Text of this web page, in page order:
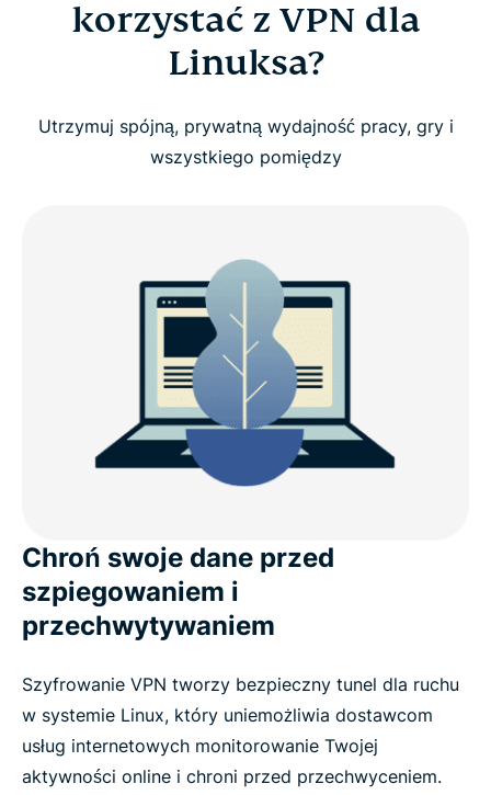
Jak skonfigurować ExpressVPN w systemie Linux
Dlaczego warto wybrać ExpressVPN dla Linuksa?
Kompatybilność z dystrybucjami Linuksa
ExpressVPN dla Linuksa: zaawansowane funkcje
Opinie użytkowników na temat ExpressVPN
korzystać z VPN dla
Linuksa?
Utrzymuj spójną, prywatną wydajność pracy, gry i
wszystkiego pomiędzy
Chroń swoje dane przed
szpiegowaniem i
przechwytywaniem
Szyfrowanie VPN tworzy bezpieczny tunel dla ruchu
w systemie Linux, który uniemożliwia dostawcom
usług internetowych monitorowanie Twojej
aktywności online i chroni przed przechwyceniem.